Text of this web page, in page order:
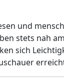
und
stets nah
sich